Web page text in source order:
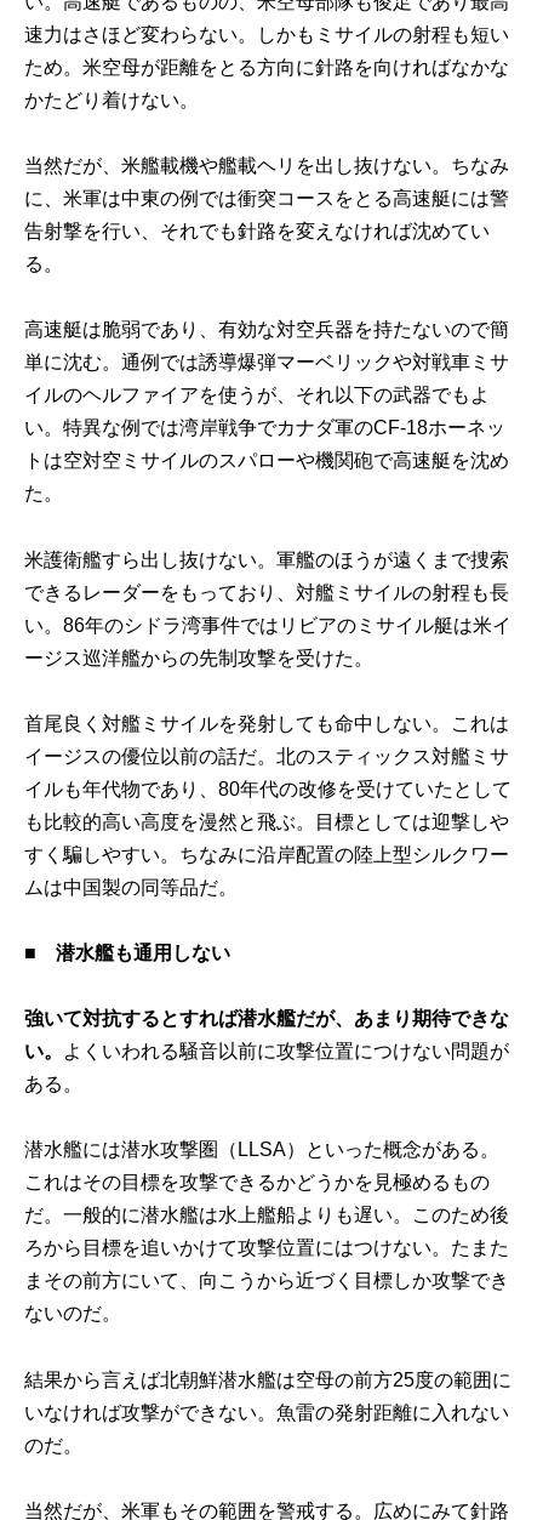
速力はさほど変わらない。しかもミサイルの射程も短い
ため。米空母が距離をとる方向に針路を向ければなかな
かたどり着けない。
当然だが、米艦載機や艦載ヘリを出し抜けない。ちなみ
に、米軍は中東の例では衝突コースをとる高速艇には警
告射撃を行い、それでも針路を変えなければ沈めてい
る。
高速艇は脆弱であり、有効な対空兵器を持たないので簡
単に沈む。通例では誘導爆弾マーベリックや対戦車ミサ
イルのヘルファイアを使うが、それ以下の武器でもよ
い。特異な例では湾岸戦争でカナダ軍のCF-18ホーネッ
トは空対空ミサイルのスパローや機関砲で高速艇を沈め
た。
米護衛艦すら出し抜けない。軍艦のほうが遠くまで捜索
できるレーダーをもっており、対艦ミサイルの射程も長
い。86年のシドラ湾事件ではリビアのミサイル艇は米イ
ージス巡洋艦からの先制攻撃を受けた。
首尾良く対艦ミサイルを発射しても命中しない。これは
イージスの優位以前の話だ。北のスティックス対艦ミサ
イルも年代物であり、80年代の改修を受けていたとして
も比較的高い高度を漫然と飛ぶ。目標としては迎撃しや
すく騙しやすい。ちなみに沿岸配置の陸上型シルクワー
ムは中国製の同等品だ。
■潜水艦も通用しない
強いて対抗するとすれば潜水艦だが、あまり期待できな
い。
よくいわれる騒音以前に攻撃位置につけない問題が
ある。
潜水艦には潜水攻撃圏（LLSA）といった概念がある。
これはその目標を攻撃できるかどうかを見極めるもの
だ。一般的に潜水艦は水上艦船よりも遅い。このため後
ろから目標を追いかけて攻撃位置にはつけない。たまた
まその前方にいて、向こうから近づく目標しか攻撃でき
ないのだ。
結果から言えば北朝鮮潜水艦は空母の前方25度の範囲に
いなければ攻撃ができない。魚雷の発射距離に入れない
のだ。
当然だが、米軍もその範囲を警戒する。広めにみて針路